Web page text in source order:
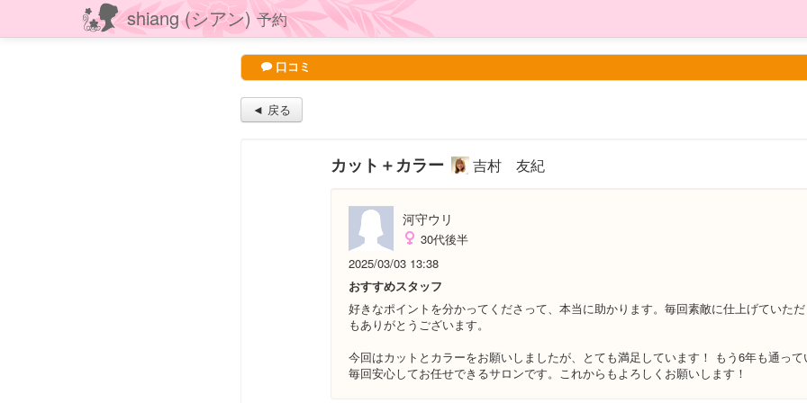
shiang (シアン)予約
口コミ
◄ 戻る
カット＋カラー 吉村 友紀
河守ウリ
30代後半
2025/03/03 13:38
おすすめスタッフ
好きなポイントを分かってくださって、本当に助かります。毎回素敵に仕上げていた
もありがとうございます。
今回はカットとカラーをお願いしましたが、とても満足しています！ もう6年も通っ
毎回安心してお任せできるサロンです。これからもよろしくお願いします！